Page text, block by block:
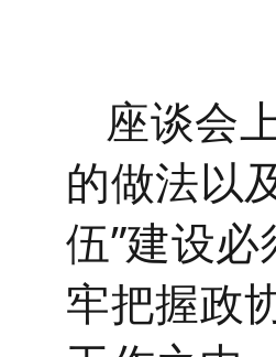
座谈会
的做法以
伍”建设
牢把握政